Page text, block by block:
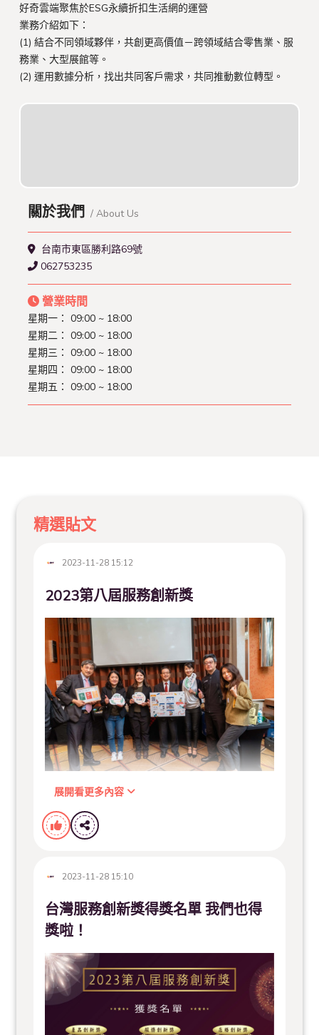
好奇雲端聚焦於ESG永續折扣生活網的運營
業務介紹如下：
(1) 結合不同領域夥伴，共創更高價值－跨領域結合零售業、服
務業、大型展館等。
(2) 運用數據分析，找出共同客戶需求，共同推動數位轉型。
關於我們 / About Us
台南市東區勝利路69號
062753235
營業時間
星期一： 09:00 ~ 18:00
星期二： 09:00 ~ 18:00
星期三： 09:00 ~ 18:00
星期四： 09:00 ~ 18:00
星期五： 09:00 ~ 18:00
精選貼文
2023-11-28 15:12
2023第八屆服務創新獎
展開看更多內容
2023-11-28 15:10
台灣服務創新獎得獎名單 我們也得
獎啦！